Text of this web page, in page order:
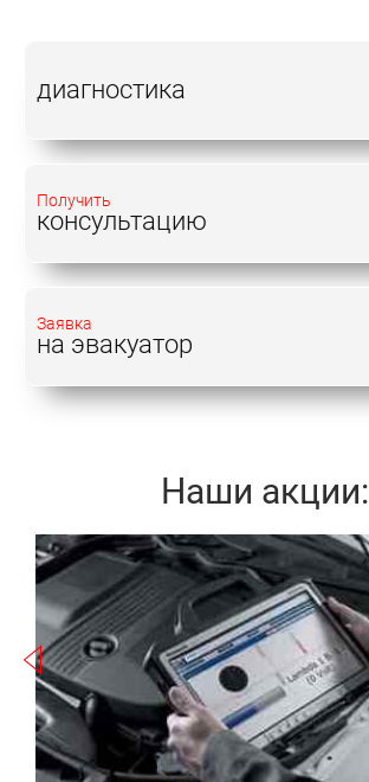
диагностика
Получить
консультацию
Заявка
на эвакуатор
Наши акции:
Записаться